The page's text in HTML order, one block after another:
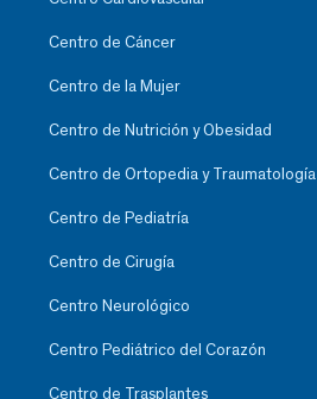
Centro de Cáncer
Centro de la Mujer
Centro de Nutrición y Obesidad
Centro de Ortopedia y Traumatología
Centro de Pediatría
Centro de Cirugía
Centro Neurológico
Centro Pediátrico del Corazón
Centro de Trasplantes